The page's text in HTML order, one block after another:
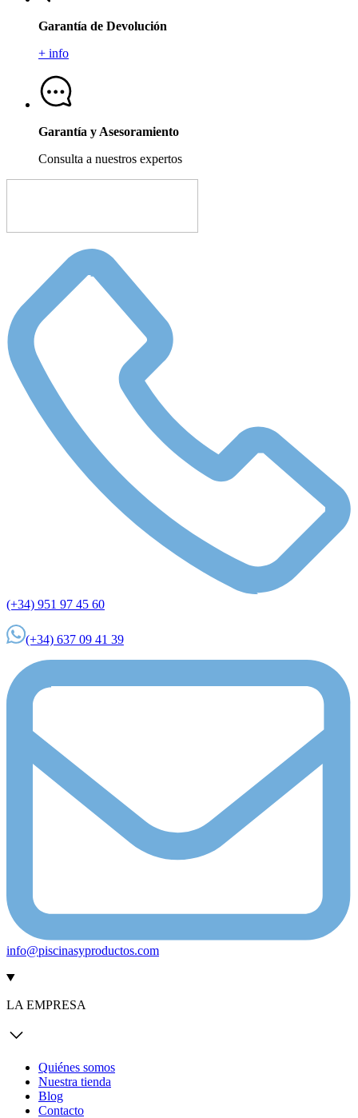
Garantía de Devolución
+ info
Garantía y Asesoramiento
Consulta a nuestros expertos
(+34) 951 97 45 60
(+34) 637 09 41 39
info@piscinasyproductos.com
LA EMPRESA
Quiénes somos
Nuestra tienda
Blog
Contacto